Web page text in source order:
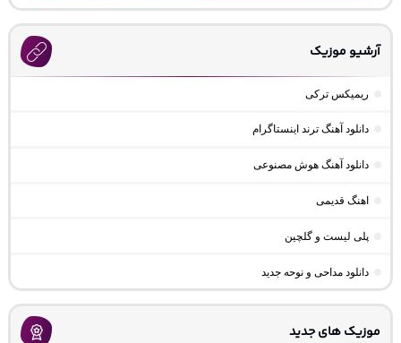
آرشیو موزیک
ریمیکس ترکی
دانلود آهنگ ترند اینستاگرام
دانلود آهنگ هوش مصنوعی
اهنگ قدیمی
پلی لیست و گلچین
دانلود مداحی و نوحه جدید
موزیک های جدید